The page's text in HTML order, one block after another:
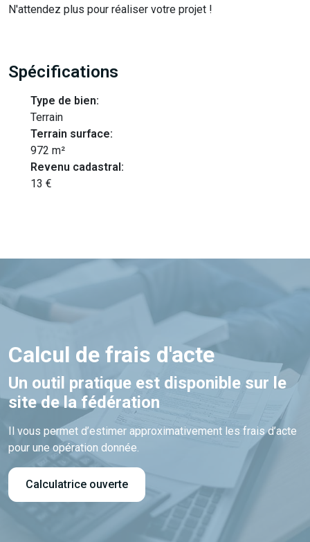
N'attendez plus pour réaliser votre projet !
Spécifications
Type de bien:
Terrain
Terrain surface:
972 m²
Revenu cadastral:
13 €
Calcul de frais d'acte
Un outil pratique est disponible sur le
site de la fédération
Il vous permet d’estimer approximativement les frais d’acte
pour une opération donnée.
Calculatrice ouverte